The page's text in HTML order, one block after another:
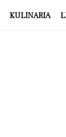
KULINARIA